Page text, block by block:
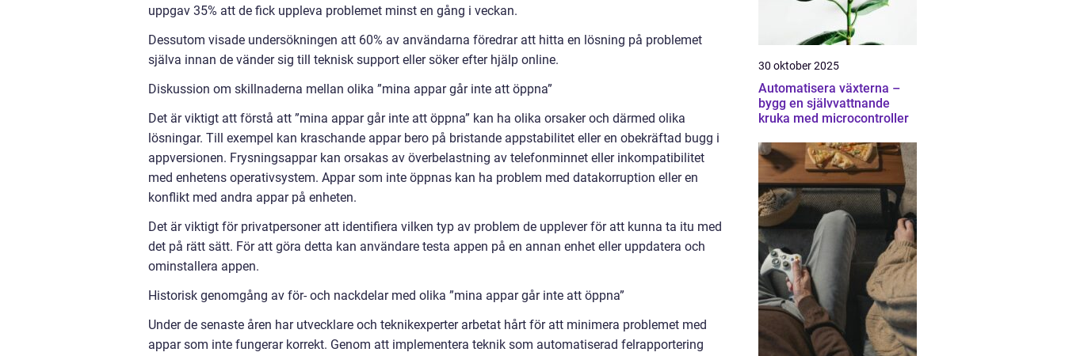
uppgav 35% att de fick uppleva problemet minst en gång i veckan.
Dessutom visade undersökningen att 60% av användarna föredrar att hitta en lösning på problemet
själva innan de vänder sig till teknisk support eller söker efter hjälp online.
Diskussion om skillnaderna mellan olika ”mina appar går inte att öppna”
Det är viktigt att förstå att ”mina appar går inte att öppna” kan ha olika orsaker och därmed olika
lösningar. Till exempel kan kraschande appar bero på bristande appstabilitet eller en obekräftad bugg i
appversionen. Frysningsappar kan orsakas av överbelastning av telefonminnet eller inkompatibilitet
med enhetens operativsystem. Appar som inte öppnas kan ha problem med datakorruption eller en
konflikt med andra appar på enheten.
Det är viktigt för privatpersoner att identifiera vilken typ av problem de upplever för att kunna ta itu med
det på rätt sätt. För att göra detta kan användare testa appen på en annan enhet eller uppdatera och
ominstallera appen.
Historisk genomgång av för- och nackdelar med olika ”mina appar går inte att öppna”
Under de senaste åren har utvecklare och teknikexperter arbetat hårt för att minimera problemet med
appar som inte fungerar korrekt. Genom att implementera teknik som automatiserad felrapportering
30 oktober 2025
Automatisera växterna –
bygg en självvattnande
kruka med microcontroller